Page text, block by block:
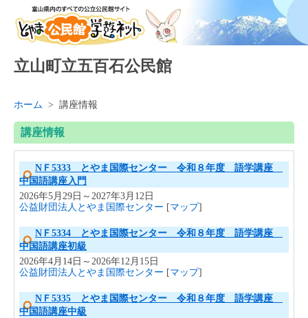
立山町立五百石公民館
ホーム > 講座情報
講座情報
NＦ5333 とやま国際センター 令和８年度 語学講座
中国語講座入門
2026年5月29日～2027年3月12日
公益財団法人とやま国際センター [マップ]
NＦ5334 とやま国際センター 令和８年度 語学講座
中国語講座初級
2026年4月14日～2026年12月15日
公益財団法人とやま国際センター [マップ]
NＦ5335 とやま国際センター 令和８年度 語学講座
中国語講座中級